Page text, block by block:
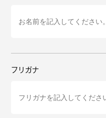
NIKE
Onitsuka Tiger
フリガナ